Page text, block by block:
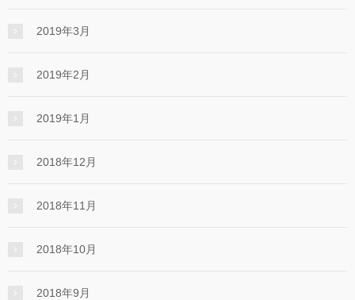
2019年3月
2019年2月
2019年1月
2018年12月
2018年11月
2018年10月
2018年9月